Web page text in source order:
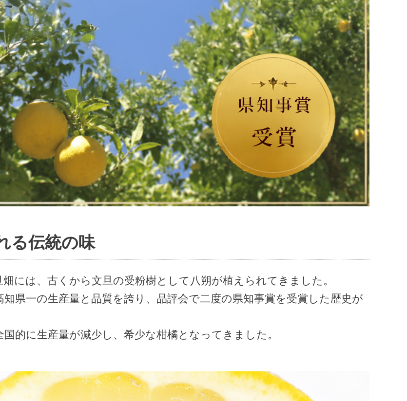
る伝統の味
には、古くから文旦の受粉樹として八朔が植えられてきました。
知県一の生産量と品質を誇り、品評会で二度の県知事賞を受賞した歴史が
的に生産量が減少し、希少な柑橘となってきました。